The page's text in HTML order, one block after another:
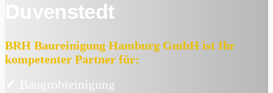
Duvenstedt
BRH Baureinigung Hamburg GmbH ist Ihr
kompetenter Partner für:
Baugrobreinigung